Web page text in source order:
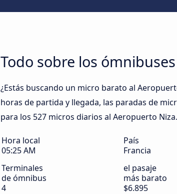
Todo sobre los
¿Estás buscando un micro barato al
horas de partida y llegada, las paradas de
para los 527 micros diarios al Aeropuerto Niza.
Hora local
05:25 AM
País
Francia
Terminales
de ómnibus
4
el pasaje
más barato
$6.895